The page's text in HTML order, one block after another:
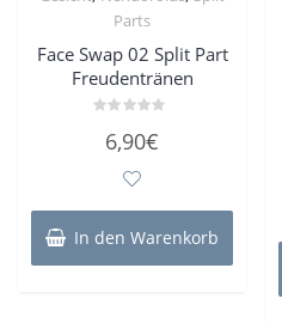
Parts
Face Swap 02 Split Part
Freudentränen
mit6,90€
In den Warenkorb